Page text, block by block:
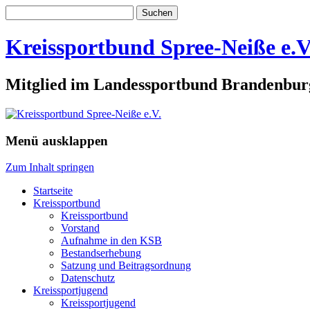
nach:
Kreissportbund Spree-Neiße
Mitglied im Landessportbund
Menü ausklappen
Zum Inhalt springen
Startseite
Kreissportbund
Kreissportbund
Vorstand
Aufnahme in den KSB
Bestandserhebung
Satzung und Beitragsordnung
Datenschutz
Kreissportjugend
Kreissportjugend